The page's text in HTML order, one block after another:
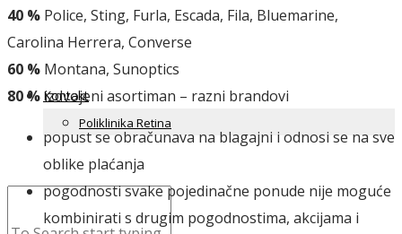
Kontakt
Poliklinika Retina
40 % Police, Sting, Furla, Escada, Fila, Bluemarine,
Carolina Herrera, Converse
60 % Montana, Sunoptics
80 %izdvojeni asortiman – razni brandovi
popust se obračunava na blagajni i odnosi se na sve
oblike plaćanja
pogodnosti svake pojedinačne ponude nije moguće
kombinirati s drugim pogodnostima, akcijama i